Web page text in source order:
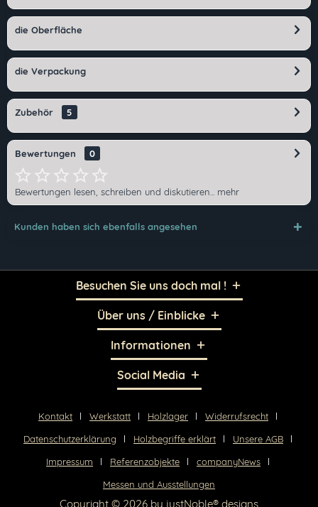
Ich habe die
verstanden und stimme zu. *
Mit * gekennzeichnete Felder sind Pflichtfelder.
Senden
die Oberfläche
die Verpackung
Zubehör 5
Bewertungen 0
Bewertungen lesen, schreiben und diskutieren... mehr
Kunden haben sich ebenfalls angesehen
Besuchen Sie uns doch mal !
Über uns / Einblicke
Informationen
Social Media
Kontakt Werkstatt Holzlager
Widerrufsrecht
Datenschutzerklärung
Holzbegriffe erklärt
Unsere AGB
Impressum
Referenzobjekte
companyNews
Messen und Ausstellungen
Copyright © 2026 by justNoble® designs